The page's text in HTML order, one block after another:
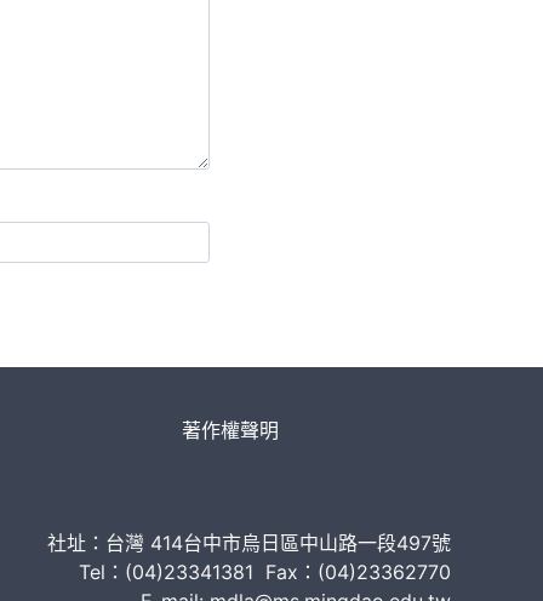
著作權聲明
社址：台灣 414台中市烏日區中山路一段497號
Tel：(04)23341381 Fax：(04)23362770